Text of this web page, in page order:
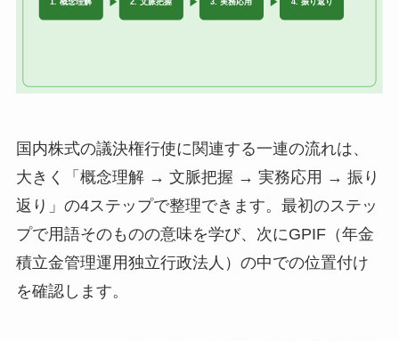
国内株式の議決権行使に関連する一連の流れは、
大きく「概念理解 → 文脈把握 → 実務応用 → 振り
返り」の4ステップで整理できます。最初のステッ
プで用語そのものの意味を学び、次にGPIF（年金
積立金管理運用独立行政法人）の中での位置付け
を確認します。